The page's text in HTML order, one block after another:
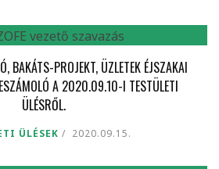
BAKÁTS-PROJEKT, ÜZLETEK ÉJSZAKAI
A 2020.09.10-I TESTÜLETI
ÜLÉSRŐL.
ÜLÉSEK 2020.09.15.